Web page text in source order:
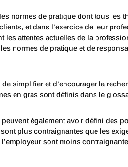
normes de pratique dont tous les
et dans l’exercice de leur
attentes actuelles de la
normes de pratique et de
simplifier et d’encourager la
en gras sont définis dans le
également avoir défini des
plus contraignantes que les
sont moins